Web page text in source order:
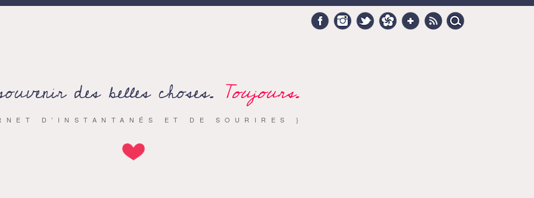
Search
for:
FacebookInstagramTwitter HellocotonGoogle +
RSS
des belles choses. Toujours.
D’INSTANTANÉS ET DE SOURIRES }